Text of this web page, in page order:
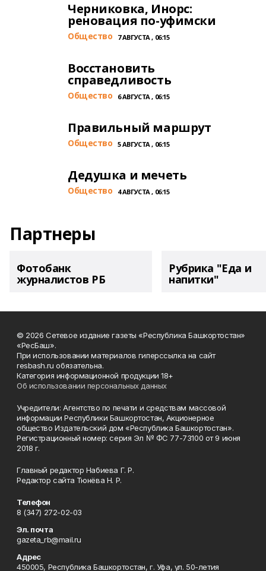
Черниковка, Инорс:
реновация по-уфимски
Общество 7 АВГУСТА , 06:15
Восстановить
справедливость
Общество 6 АВГУСТА , 06:15
Правильный маршрут
Общество 5 АВГУСТА , 06:15
Дедушка и мечеть
Общество 4 АВГУСТА , 06:15
Партнеры
Фотобанк
журналистов РБ
Рубрика "Еда и
напитки"
© 2026 Сетевое издание газеты «Республика Башкортостан»
«РесБаш».
При использовании материалов гиперссылка на сайт
resbash.ru обязательна.
Категория информационной продукции 18+
Об использовании персональных данных
Учредители: Агентство по печати и средствам массовой
информации Республики Башкортостан, Акционерное
общество Издательский дом «Республика Башкортостан».
Регистрационный номер: серия Эл № ФС 77-73100 от 9 июня
2018 г.
Главный редактор Набиева Г. Р.
Редактор сайта Тюнёва Н. Р.
Телефон
8 (347) 272-02-03
Эл. почта
gazeta_rb@mail.ru
Адрес
450005, Республика Башкортостан, г. Уфа, ул. 50-летия